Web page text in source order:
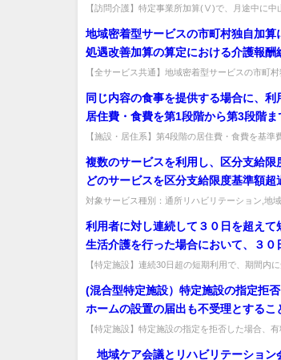
逆）に居住地が変わった場合、加算
【訪問介護】特定事業所加算(Ⅴ)で、月途中に中
地域密着型サービスの市町村独自加算
処遇改善加算の算定における介護報酬
か。
【全サービス共通】地域密着型サービスの市町
同じ内容の食事を提供する場合に、
居住費・食費を第1段階から第3段階ま
の「基準費用額」よりも高い料金とし
【施設・居住系】第4段階の居住費・食費を基準
複数のサービスを利用し、区分支給限
どのサービスを区分支給限度基準額超
また、それは誰がどのように判断する
対象サービス種別：通所リハビリテーション,地
利用者に対し連続して３０日を超えて
生活介護を行った場合において、３０
た短期利用特定施設入居者生活介護に
に短期利用地域密着型特定施設入居者
る場合はどのように取り扱うのか。
【特定施設】連続30日超の短期利用で、期間内
(混合型特定施設）特定施設の指定拒
ホームの設置の届出も不受理とするこ
【特定施設】特定施設の指定を拒否した場合、
地域ケア会議とリハビリテーション